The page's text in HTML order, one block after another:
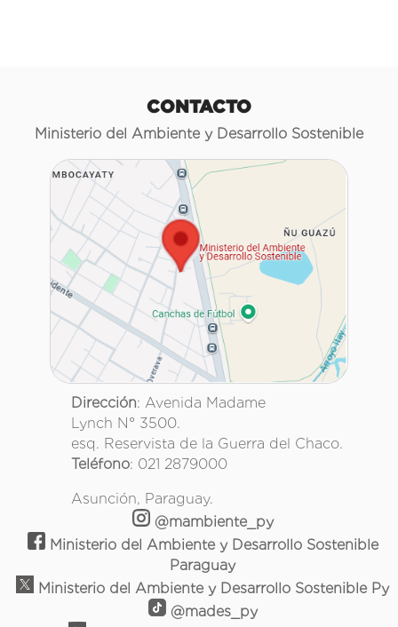
CONTACTO
Ministerio del Ambiente y Desarrollo Sostenible
Dirección: Avenida Madame
Lynch N° 3500.
esq. Reservista de la Guerra del Chaco.
Teléfono: 021 2879000
Asunción, Paraguay.
@mambiente_py
Ministerio del Ambiente y Desarrollo Sostenible
Paraguay
Ministerio del Ambiente y Desarrollo Sostenible Py
@mades_py